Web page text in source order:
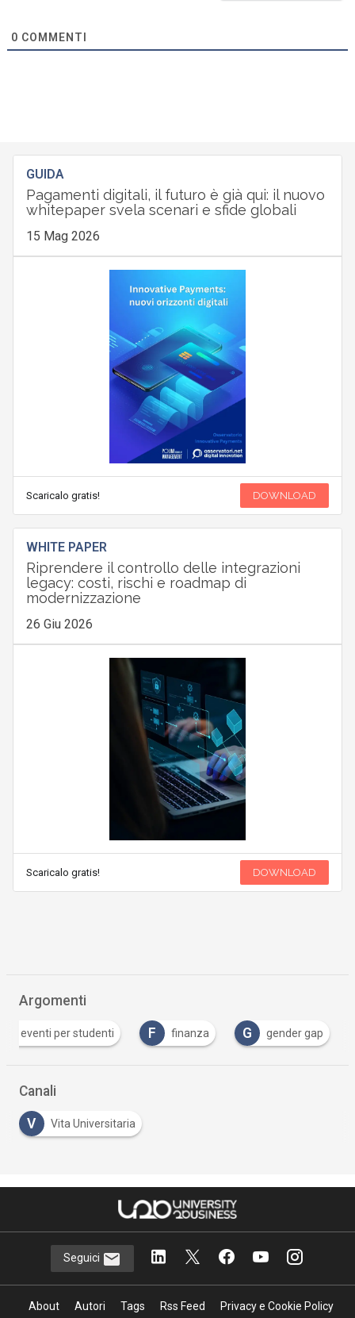
0 COMMENTI
GUIDA
Pagamenti digitali, il futuro è già qui: il nuovo
whitepaper svela scenari e sfide globali
15 Mag 2026
Scaricalo gratis! DOWNLOAD
WHITE PAPER
Riprendere il controllo delle integrazioni
legacy: costi, rischi e roadmap di
modernizzazione
26 Giu 2026
Scaricalo gratis! DOWNLOAD
Argomenti
eventi per studenti F finanza G gender gap
Canali
V Vita Universitaria
Seguici
About Autori Tags Rss Feed
Privacy e Cookie Policy